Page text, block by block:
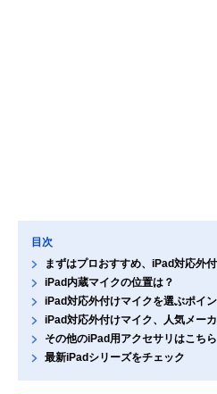
目次
まずはプロおすすめ、iPad対応外
iPad内蔵マイクの位置は？
iPad対応外付けマイクを選ぶポイ
iPad対応外付けマイク、人気メー
その他のiPad用アクセサリはこちら
最新iPadシリーズをチェック